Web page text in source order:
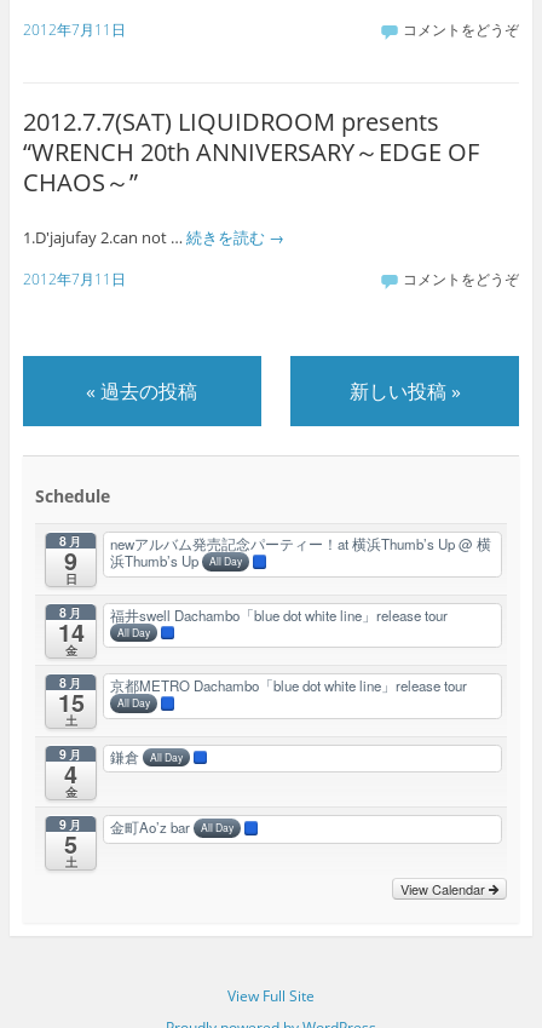
2012年7月11日 コメントをどうぞ
2012.7.7(SAT) LIQUIDROOM presents
“WRENCH 20th ANNIVERSARY～EDGE OF
CHAOS～”
1.D'jajufay 2.can not … 続きを読む →
2012年7月11日 コメントをどうぞ
« 過去の投稿 新しい投稿»
Schedule
8月
9
日
newアルバム発売記念パーティー！at 横浜Thumb’s Up@ 横
浜Thumb’s Up
All Day
8月
14
金
福井swell Dachambo「blue dot white line」release tour
All Day
8月
15
土
京都METRO Dachambo「blue dot white line」release tour
All Day
9月
4
金
鎌倉 All Day
9月
5
土
金町Ao’z bar All Day
View Calendar
View Full Site